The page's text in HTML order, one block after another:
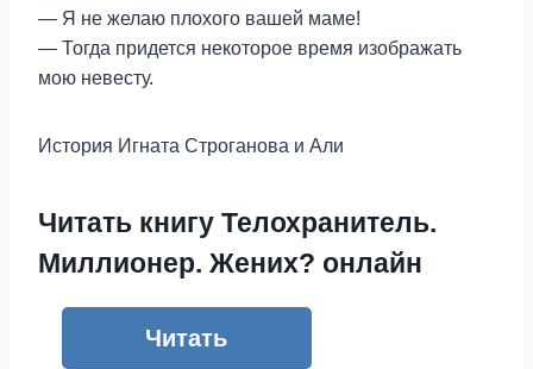
— Я не желаю плохого вашей маме!
— Тогда придется некоторое время изображать
мою невесту.
История Игната Строганова и Али
Читать книгу Телохранитель.
Миллионер. Жених? онлайн
Читать